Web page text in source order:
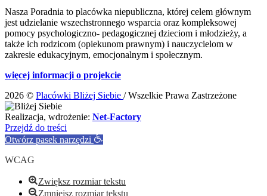
Nasza Poradnia to placówka niepubliczna, której celem głównym
jest udzielanie wszechstronnego wsparcia oraz kompleksowej
pomocy psychologiczno- pedagogicznej dzieciom i młodzieży, a
także ich rodzicom (opiekunom prawnym) i nauczycielom w
zakresie edukacyjnym, emocjonalnym i społecznym.
więcej informacji o projekcie
2026 © Placówki Bliżej Siebie / Wszelkie Prawa Zastrzeżone
Realizacja, wdrożenie: Net-Factory
Przejdź do treści
Otwórz pasek narzędzi
WCAG
Zwiększ rozmiar tekstu
Zmniejsz rozmiar tekstu